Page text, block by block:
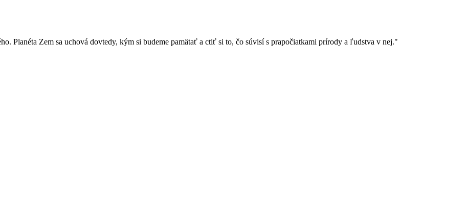
Planéta Zem sa uchová dovtedy, kým si budeme pamätať a ctiť si to, čo súvisí s prapočiatkami prírody a ľudstva v nej."